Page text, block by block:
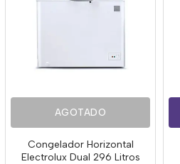
AGOTADO
Congelador Horizontal
Electrolux Dual 296 Litros